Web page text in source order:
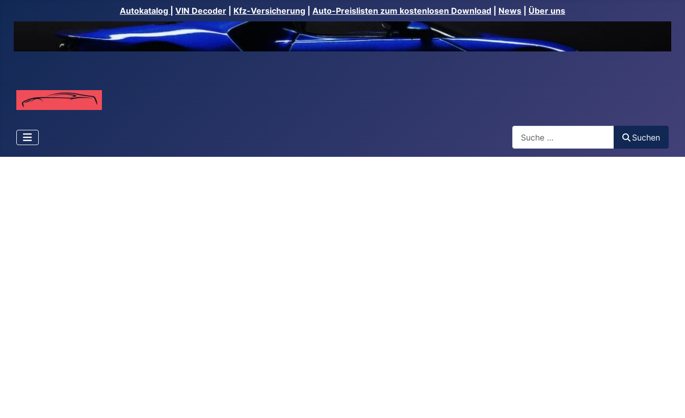
Autokatalog VIN Decoder Kfz-Versicherung Auto-Preislisten zum kostenlosen Download News Über uns
Suchen
Suchen